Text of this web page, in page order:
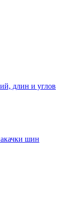
длин и углов
шин